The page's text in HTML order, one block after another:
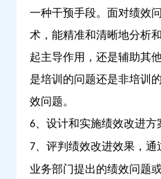
一种干预手段。面对绩效
术，能精准和清晰地分析
起主导作用，还是辅助其
是培训的问题还是非培训
效问题。
6 、设计和实施绩效改进方
7 、评判绩效改进效果，
业务部门提出的绩效问题